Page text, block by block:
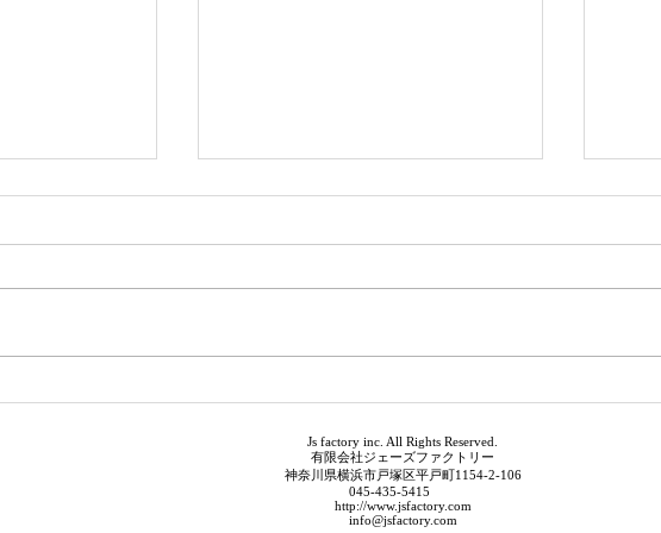
EBS
Js factory inc. All Rights Reserved.
有限会社ジェーズファクトリー
神奈川県横浜市戸塚区平戸町1154-2-106
045-435-5415
http://www.jsfactory.com
info@jsfactory.com